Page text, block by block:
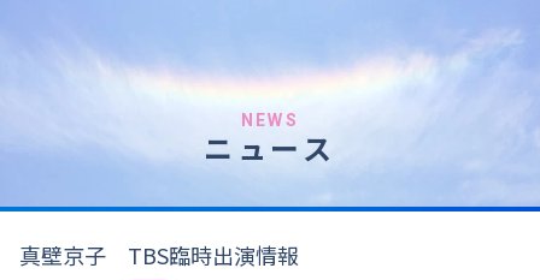
NEWS
ニュース
真壁京子 TBS臨時出演情報